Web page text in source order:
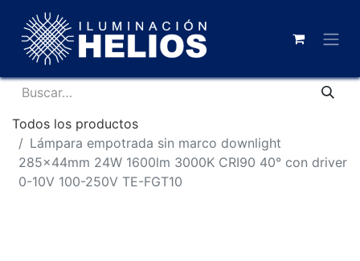
Todos los productos
Lámpara empotrada sin marco downlight
285x44mm 24W 1600lm 3000K CRI90 40° con driver
0-10V 100-250V TE-FGT10